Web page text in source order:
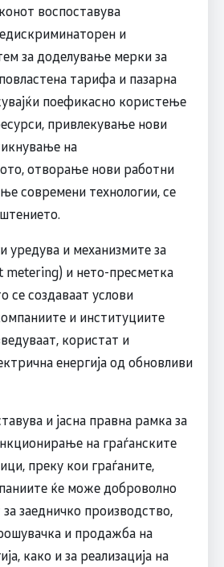
воспоставува
и
за доделување мерки за
тарифа и пазарна
поефикасно користење
привлекување нови
на
отворање нови работни
современи технологии, се
уредува и механизмите за
и нето-пресметка
се создаваат услови
и институциите
користат и
енергија од обновливи
и јасна правна рамка за
на граѓанските
преку кои граѓаните,
ќе може доброволно
заедничко производство,
и продажба на
како и за реализација на